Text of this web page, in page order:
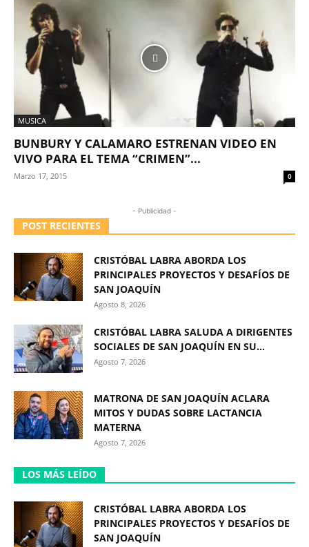
MUSICA
BUNBURY Y CALAMARO ESTRENAN VIDEO EN
VIVO PARA EL TEMA “CRIMEN”...
Marzo 17, 2015 0
- Publicidad -
POST RECIENTES
CRISTÓBAL LABRA ABORDA LOS
PRINCIPALES PROYECTOS Y DESAFÍOS DE
SAN JOAQUÍN
Agosto 8, 2026
CRISTÓBAL LABRA SALUDA A DIRIGENTES
SOCIALES DE SAN JOAQUÍN EN SU...
Agosto 7, 2026
MATRONA DE SAN JOAQUÍN ACLARA
MITOS Y DUDAS SOBRE LACTANCIA
MATERNA
Agosto 7, 2026
LOS MÁS LEÍDO
CRISTÓBAL LABRA ABORDA LOS
PRINCIPALES PROYECTOS Y DESAFÍOS DE
SAN JOAQUÍN